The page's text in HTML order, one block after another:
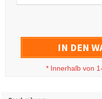
IN DEN
* Innerhalb von